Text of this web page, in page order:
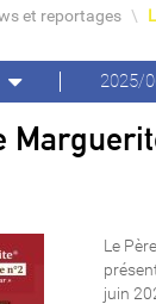
et reportages \
2025/
Le
juin